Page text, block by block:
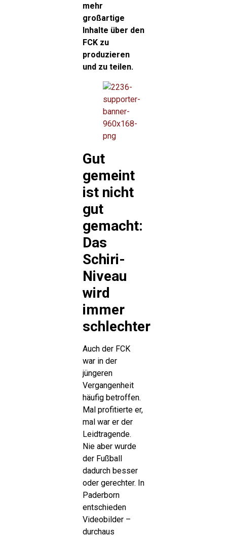
mehr
großartige
Inhalte über den
FCK zu
produzieren
und zu teilen.
Gut
gemeint
ist nicht
gut
gemacht:
Das
Schiri-
Niveau
wird
immer
schlechter
Auch der FCK
war in der
jüngeren
Vergangenheit
häufig betroffen.
Mal profitierte er,
mal war er der
Leidtragende.
Nie aber wurde
der Fußball
dadurch besser
oder gerechter. In
Paderborn
entschieden
Videobilder –
durchaus